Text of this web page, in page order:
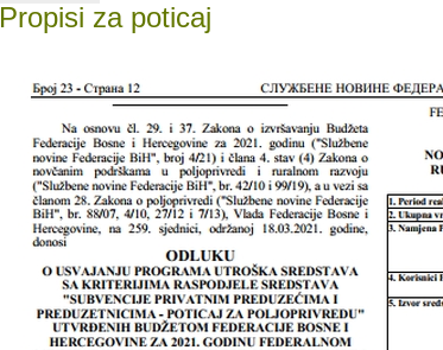
Propisi za poticaj